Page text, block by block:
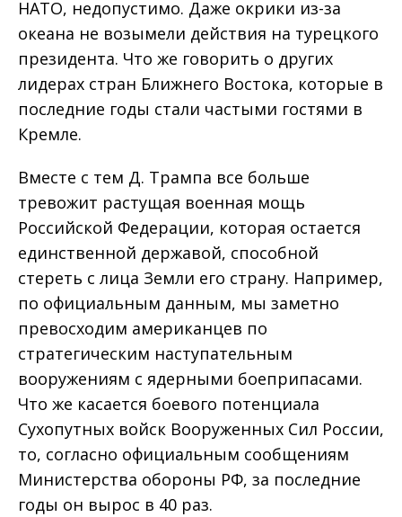
НАТО, недопустимо. Даже окрики из-за
океана не возымели действия на турецкого
президента. Что же говорить о других
лидерах стран Ближнего Востока, которые в
последние годы стали частыми гостями в
Кремле.
Вместе с тем Д. Трампа все больше
тревожит растущая военная мощь
Российской Федерации, которая остается
единственной державой, способной
стереть с лица Земли его страну. Например,
по официальным данным, мы заметно
превосходим американцев по
стратегическим наступательным
вооружениям с ядерными боеприпасами.
Что же касается боевого потенциала
Сухопутных войск Вооруженных Сил России,
то, согласно официальным сообщениям
Министерства обороны РФ, за последние
годы он вырос в 40 раз.